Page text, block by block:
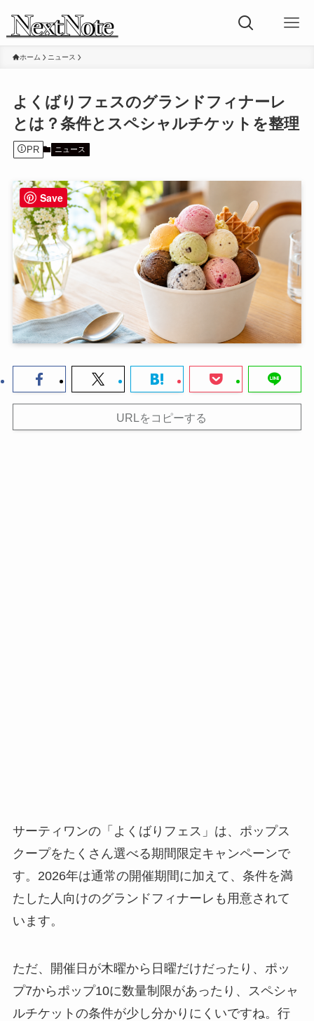
ホーム ニュース
よくばりフェスのグランドフィナーレ
とは？条件とスペシャルチケットを整理
PR ニュース
URLをコピーする
サーティワンの「よくばりフェス」は、ポップス
クープをたくさん選べる期間限定キャンペーンで
す。2026年は通常の開催期間に加えて、条件を満
たした人向けのグランドフィナーレも用意されて
います。
ただ、開催日が木曜から日曜だけだったり、ポッ
プ7からポップ10に数量制限があったり、スペシャ
ルチケットの条件が少し分かりにくいですね。行
Save